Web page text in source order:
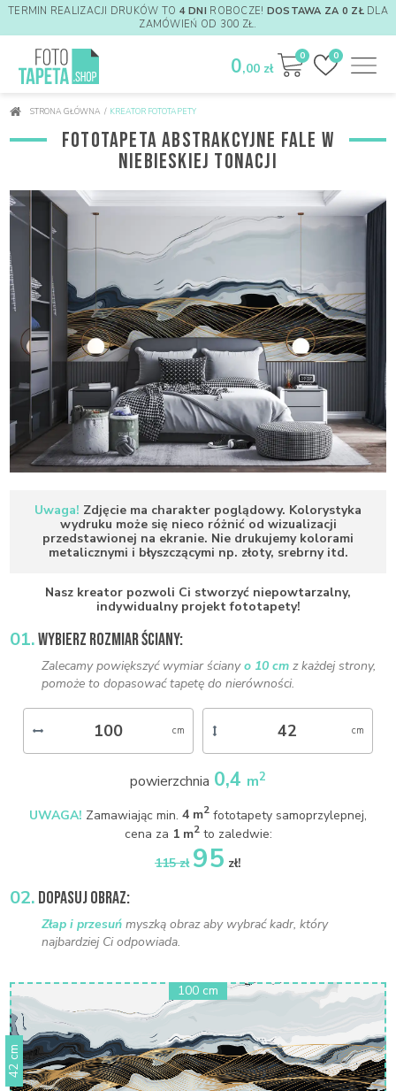
TERMIN REALIZACJI DRUKÓW TO 4 DNI ROBOCZE! DOSTAWA ZA 0 ZŁDLA
ZAMÓWIEŃ OD 300 ZŁ.
0
0
0,00 zł
STRONA GŁÓWNA / KREATOR FOTOTAPETY
FOTOTAPETA ABSTRAKCYJNE FALE W
NIEBIESKIEJ TONACJI
Uwaga! Zdjęcie ma charakter poglądowy. Kolorystyka
wydruku może się nieco różnić od wizualizacji
przedstawionej na ekranie. Nie drukujemy kolorami
metalicznymi i błyszczącymi np. złoty, srebrny itd.
Nasz kreator pozwoli Ci stworzyć niepowtarzalny,
indywidualny projekt fototapety!
01.WYBIERZ ROZMIAR ŚCIANY:
Zalecamy powiększyć wymiar ścianyo 10 cm z każdej strony,
pomoże to dopasować tapetę do nierówności.
powierzchnia 0,4 m2
UWAGA! Zamawiając min. 4 m2 fototapety samoprzylepnej,
cena za 1 m2to zaledwie:
115 zł 95 zł!
02. DOPASUJ OBRAZ:
Złap i przesuń myszką obraz aby wybrać kadr, który
najbardziej Ci odpowiada.